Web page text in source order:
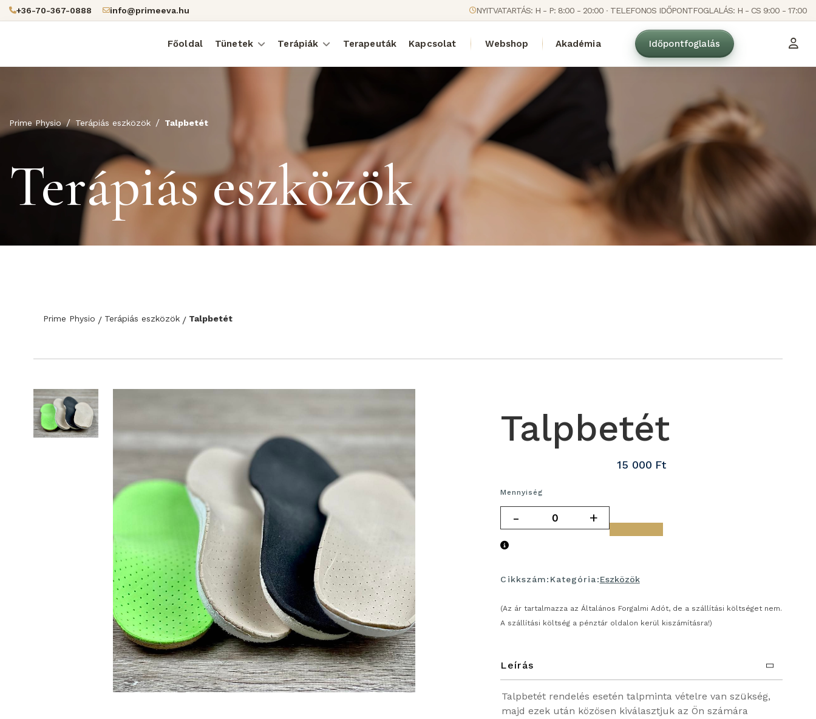
+36-70-367-0888 info@primeeva.hu NYITVATARTÁS: H - P: 8:00 - 20:00 ∙ TELEFONOS IDŐPONTFOGLALÁS: H - CS 9:00 - 17:00
Főoldal Tünetek Terápiák Terapeuták Kapcsolat Webshop Akadémia Időpontfoglalás
Terápiás eszközök
Prime Physio Terápiás eszközök Talpbetét
Prime Physio Terápiás eszközök Talpbetét
Talpbetét
15 000 Ft
Mennyiség
- +
Cikkszám: Kategória:Eszközök
(Az ár tartalmazza az Általános Forgalmi Adót, de a szállítási költséget nem.
A szállítási költség a pénztár oldalon kerül kiszámításra!)
Leírás
Talpbetét rendelés esetén talpminta vételre van szükség,
majd ezek után közösen kiválasztjuk az Ön számára